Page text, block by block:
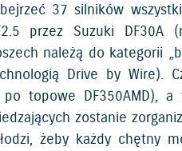
37 silników
przez Suzuki DF30A
należą do kategorii
Drive by Wire).
topowe DF350AMD),
zostanie
żeby każdy chętny